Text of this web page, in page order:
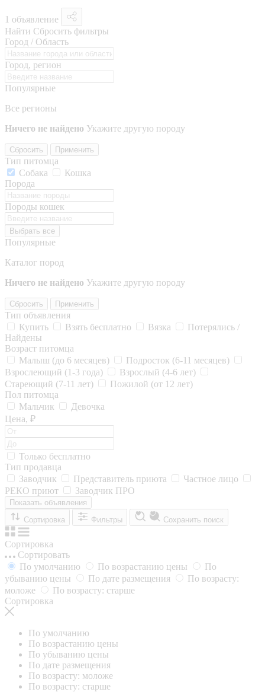
1 объявление
Найти Сбросить фильтры
Город / Область
Город, регион
Популярные
Все регионы
Ничего не найдено Укажите другую породу
Сбросить Применить
Тип питомца
Собака
Кошка
Порода
Породы кошек
Выбрать все
Популярные
Каталог пород
Ничего не найдено Укажите другую породу
Сбросить Применить
Тип объявления
Купить
Взять бесплатно Вязка
Потерялись /
Найдены
Возраст питомца
Малыш (до 6 месяцев)
Подросток (6-11 месяцев)
Взрослеющий (1-3 года)
Взрослый (4-6 лет)
Стареющий (7-11 лет)
Пожилой (от 12 лет)
Пол питомца
Мальчик
Девочка
Цена, ₽
Только бесплатно
Тип продавца
Заводчик
Представитель приюта
Частное лицо
РЕКО приют
Заводчик ПРО
Показать объявления
Сортировка
Фильтры Сохранить поиск
Сортировка
Сортировать
По умолчанию
По возрастанию цены
По
убыванию цены
По дате размещения
По возрасту:
моложе
По возрасту: старше
Сортировка
По умолчанию
По возрастанию цены
По убыванию цены
По дате размещения
По возрасту: моложе
По возрасту: старше